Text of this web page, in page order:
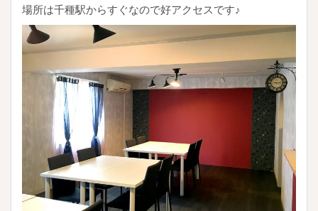
場所は千種駅からすぐなので好アクセスです♪